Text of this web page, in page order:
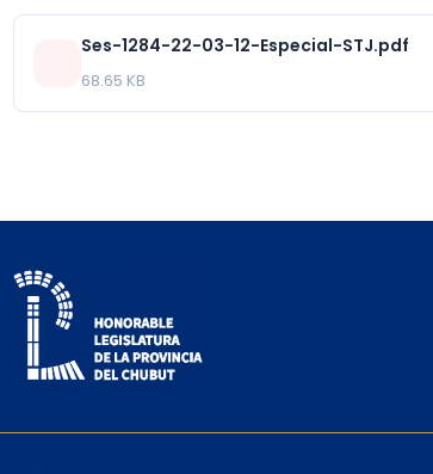
Ses-1284-22-03-12-Especial-STJ.pdf
68.65 KB